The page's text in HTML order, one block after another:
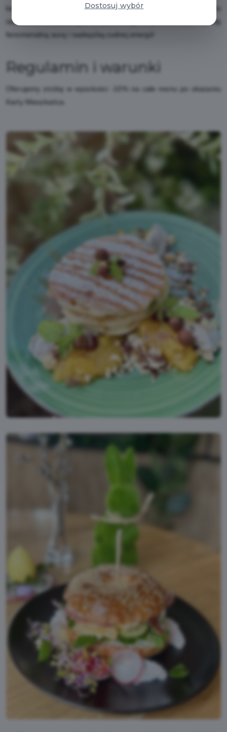
każdym detalu wnętrza. Obiecujemy, że poczujecie się tu
swobodnie i dobrze już od pierwszego wejrzenia. Dzielimy się
fenomenalną aurą i nadwyżką cudnej energii!
Regulamin i warunki
Oferujemy zniżkę w wysokości -10% na całe menu po okazaniu
Karty Mieszkańca.
Dostosuj wybór